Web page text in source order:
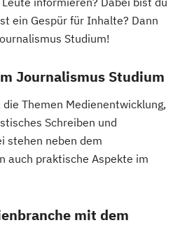
- Schwerpunkt E-
Wirtschaftsrecht
ein Gespür für Inhalte? Dann
Studium!
Journalismus Studium
Themen Medienentwicklung,
Schreiben und
stehen neben dem
auch praktische Aspekte im
mit dem